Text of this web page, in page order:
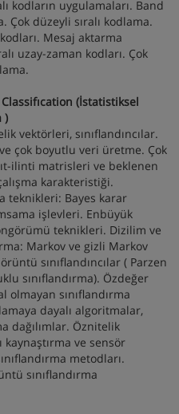
kodların uygulamaları. Band
Çok düzeyli sıralı kodlama.
Mesaj aktarma
uzay-zaman kodları. Çok
(İstatistiksel
)
vektörleri, sınıflandıncılar.
çok boyutlu veri üretme. Çok
ilinti matrisleri ve beklenen
karakteristiği.
teknikleri: Bayes karar
işlevleri. Enbüyük
teknikleri. Dizilim ve
Markov ve gizli Markov
sınıflandıncılar ( Parzen
sınıflandırma). Özdeğer
olmayan sınıflandırma
dayalı algoritmalar,
dağılımlar. Öznitelik
kaynaştırma ve sensör
metodları.
sınıflandırma